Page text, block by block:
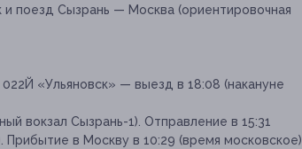
поезд Сызрань — Москва (ориентировочная
«Ульяновск» — выезд в 18:08 (накануне
вокзал Сызрань-1). Отправление в 15:31
Прибытие в Москву в 10:29 (время московское)